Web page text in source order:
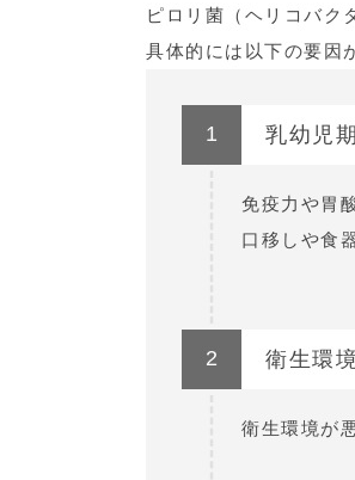
ピロリ菌（ヘリコバク
具体的には以下の要因
1 乳幼児
免疫力や胃
口移しや食
2 衛生環
衛生環境が